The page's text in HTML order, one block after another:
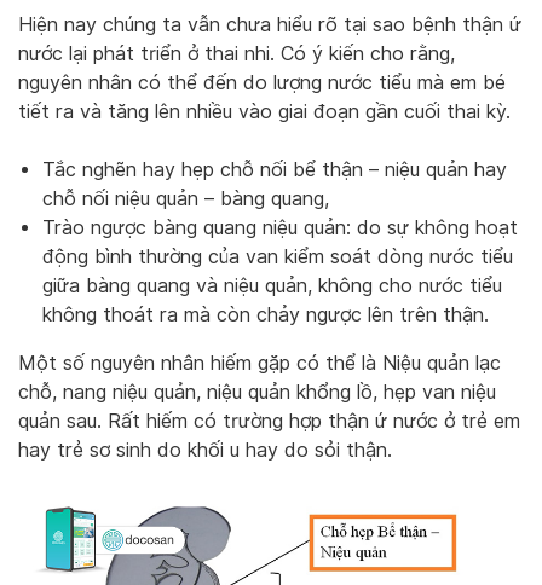
Hiện nay chúng ta vẫn chưa hiểu rõ tại sao bệnh thận ứ
nước lại phát triển ở thai nhi. Có ý kiến cho rằng,
nguyên nhân có thể đến do lượng nước tiểu mà em bé
tiết ra và tăng lên nhiều vào giai đoạn gần cuối thai kỳ.
Tắc nghẽn hay hẹp chỗ nối bể thận – niệu quản hay
chỗ nối niệu quản – bàng quang,
Trào ngược bàng quang niệu quản: do sự không hoạt
động bình thường của van kiểm soát dòng nước tiểu
giữa bàng quang và niệu quản, không cho nước tiểu
không thoát ra mà còn chảy ngược lên trên thận.
Một số nguyên nhân hiếm gặp có thể là Niệu quản lạc
chỗ, nang niệu quản, niệu quản khổng lồ, hẹp van niệu
quản sau. Rất hiếm có trường hợp thận ứ nước ở trẻ em
hay trẻ sơ sinh do khối u hay do sỏi thận.